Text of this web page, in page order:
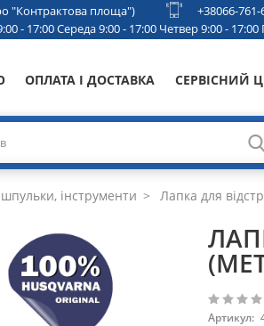
"Контрактова площа") +38066-761-
- 17:00 Середа 9:00 - 17:00 Четвер 9:00 -
ОПЛАТА І ДОСТАВКА СЕРВІСНИЙ
інструменти Лапка для
Артикул: